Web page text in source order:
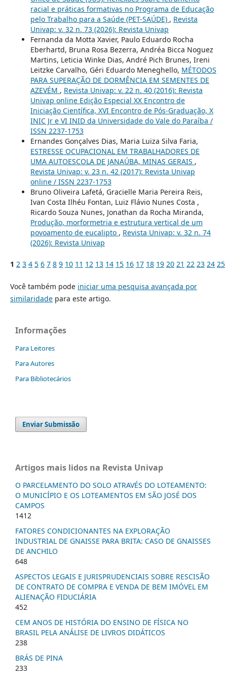
racial e práticas formativas no Programa de Educação
pelo Trabalho para a Saúde (PET-SAÚDE) , Revista
Univap: v. 32 n. 73 (2026): Revista Univap
Fernanda da Motta Xavier, Paulo Eduardo Rocha
Eberhartd, Bruna Rosa Bezerra, Andréa Bicca Noguez
Martins, Leticia Winke Dias, André Pich Brunes, Ireni
Leitzke Carvalho, Géri Eduardo Meneghello, MÉTODOS
PARA SUPERAÇÃO DE DORMÊNCIA EM SEMENTES DE
AZEVÉM , Revista Univap: v. 22 n. 40 (2016): Revista
Univap online Edição Especial XX Encontro de
Iniciação Científica, XVI Encontro de Pós-Graduação, X
INIC Jr e VI INID da Universidade do Vale do Paraíba /
ISSN 2237-1753
Ernandes Gonçalves Dias, Maria Luiza Silva Faria,
ESTRESSE OCUPACIONAL EM TRABALHADORES DE
UMA AUTOESCOLA DE JANAÚBA, MINAS GERAIS ,
Revista Univap: v. 23 n. 42 (2017): Revista Univap
online / ISSN 2237-1753
Bruno Oliveira Lafetá, Gracielle Maria Pereira Reis,
Ivan Costa Ilhéu Fontan, Luiz Flávio Nunes Costa ,
Ricardo Souza Nunes, Jonathan da Rocha Miranda,
Produção, morformetria e estrutura vertical de um
povoamento de eucalipto , Revista Univap: v. 32 n. 74
(2026): Revista Univap
1 2 3 4 5 6 7 8 9 10 11 12 13 14 15 16 17 18 19 20 21 22 23 24 25
Você também pode iniciar uma pesquisa avançada por
similaridadepara este artigo.
Informações
Para Leitores
Para Autores
Para Bibliotecários
Enviar Submissão
Artigos mais lidos na Revista Univap
O PARCELAMENTO DO SOLO ATRAVÉS DO LOTEAMENTO:
O MUNICÍPIO E OS LOTEAMENTOS EM SÃO JOSÉ DOS
CAMPOS
1412
FATORES CONDICIONANTES NA EXPLORAÇÃO
INDUSTRIAL DE GNAISSE PARA BRITA: CASO DE GNAISSES
DE ANCHILO
648
ASPECTOS LEGAIS E JURISPRUDENCIAIS SOBRE RESCISÃO
DE CONTRATO DE COMPRA E VENDA DE BEM IMÓVEL EM
ALIENAÇÃO FIDUCIÁRIA
452
CEM ANOS DE HISTÓRIA DO ENSINO DE FÍSICA NO
BRASIL PELA ANÁLISE DE LIVROS DIDÁTICOS
238
BRÁS DE PINA
233